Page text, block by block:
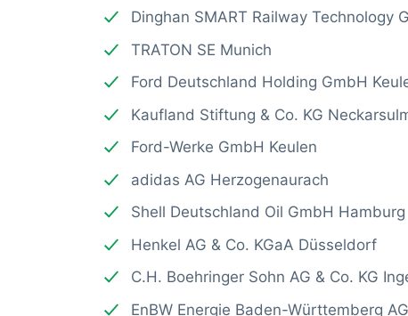
Dinghan SMART Railway Technology
TRATON SE Munich
Ford Deutschland Holding GmbH
Kaufland Stiftung & Co. KG
Ford-Werke GmbH Keulen
adidas AG Herzogenaurach
Shell Deutschland Oil GmbH Hamburg
Henkel AG & Co. KGaA Düsseldorf
C.H. Boehringer Sohn AG & Co. KG
EnBW Energie Baden-Württemberg